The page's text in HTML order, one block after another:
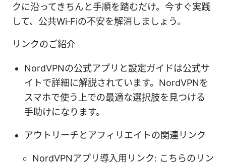
クに沿ってきちんと手順を踏むだけ。今すぐ実践
して、公共Wi‑Fiの不安を解消しましょう。
リンクのご紹介
NordVPNの公式アプリと設定ガイドは公式サ
イトで詳細に解説されています。NordVPNを
スマホで使う上での最適な選択肢を見つける
手助けになります。
アウトリーチとアフィリエイトの関連リンク
NordVPNアプリ導入用リンク: こちらのリン